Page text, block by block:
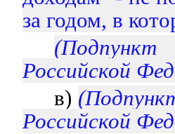
за годом, в
(Подпункт
Российской
в)
Российской